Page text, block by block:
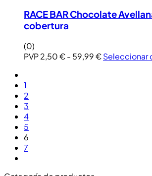
RACE BAR Chocolate
cobertura
(0)
PVP2,50€- 59,99€Seleccionar
1
2
3
4
5
6
7